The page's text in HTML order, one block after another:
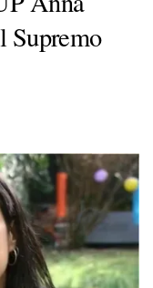
Supremo